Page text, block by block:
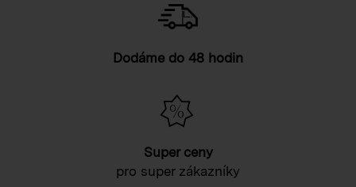
Dodáme do 48 hodin
Super ceny
pro super zákazníky